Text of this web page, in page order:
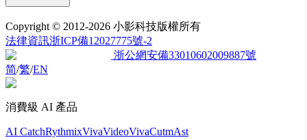
Copyright © 2012-2026 小影科技版權所有
法律資訊浙ICP備12027775號-2
浙公網安備33010602009887號
简/繁/EN
消費級 AI 產品
AI CatchRythmixVivaVideoVivaCutmAst